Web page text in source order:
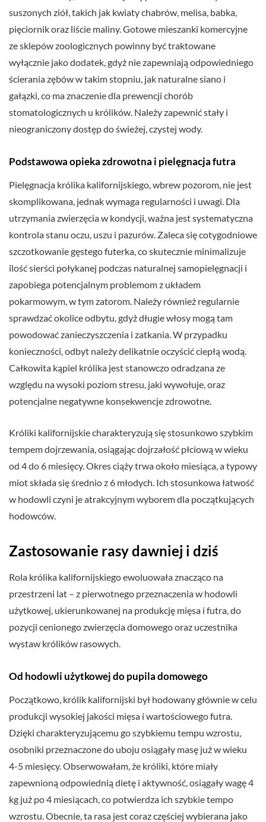
suszonych ziół, takich jak kwiaty chabrów, melisa, babka,
pięciornik oraz liście maliny. Gotowe mieszanki komercyjne
ze sklepów zoologicznych powinny być traktowane
wyłącznie jako dodatek, gdyż nie zapewniają odpowiedniego
ścierania zębów w takim stopniu, jak naturalne siano i
gałązki, co ma znaczenie dla prewencji chorób
stomatologicznych u królików. Należy zapewnić stały i
nieograniczony dostęp do świeżej, czystej wody.
Podstawowa opieka zdrowotna i pielęgnacja futra
Pielęgnacja królika kalifornijskiego, wbrew pozorom, nie jest
skomplikowana, jednak wymaga regularności i uwagi. Dla
utrzymania zwierzęcia w kondycji, ważna jest systematyczna
kontrola stanu oczu, uszu i pazurów. Zaleca się cotygodniowe
szczotkowanie gęstego futerka, co skutecznie minimalizuje
ilość sierści połykanej podczas naturalnej samopielęgnacji i
zapobiega potencjalnym problemom z układem
pokarmowym, w tym zatorom. Należy również regularnie
sprawdzać okolice odbytu, gdyż długie włosy mogą tam
powodować zanieczyszczenia i zatkania. W przypadku
konieczności, odbyt należy delikatnie oczyścić ciepłą wodą.
Całkowita kąpiel królika jest stanowczo odradzana ze
względu na wysoki poziom stresu, jaki wywołuje, oraz
potencjalne negatywne konsekwencje zdrowotne.
Króliki kalifornijskie charakteryzują się stosunkowo szybkim
tempem dojrzewania, osiągając dojrzałość płciową w wieku
od 4 do 6 miesięcy. Okres ciąży trwa około miesiąca, a typowy
miot składa się średnio z 6 młodych. Ich stosunkowa łatwość
w hodowli czyni je atrakcyjnym wyborem dla początkujących
hodowców.
Zastosowanie rasy dawniej i dziś
Rola królika kalifornijskiego ewoluowała znacząco na
przestrzeni lat – z pierwotnego przeznaczenia w hodowli
użytkowej, ukierunkowanej na produkcję mięsa i futra, do
pozycji cenionego zwierzęcia domowego oraz uczestnika
wystaw królików rasowych.
Od hodowli użytkowej do pupila domowego
Początkowo, królik kalifornijski był hodowany głównie w celu
produkcji wysokiej jakości mięsa i wartościowego futra.
Dzięki charakteryzującemu go szybkiemu tempu wzrostu,
osobniki przeznaczone do uboju osiągały masę już w wieku
4-5 miesięcy. Obserwowałam, że króliki, które miały
zapewnioną odpowiednią dietę i aktywność, osiągały wagę 4
kg już po 4 miesiącach, co potwierdza ich szybkie tempo
wzrostu. Obecnie, ta rasa jest coraz częściej wybierana jako